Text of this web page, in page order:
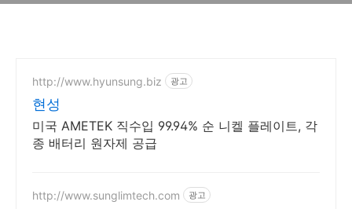
http://www.hyunsung.biz 광고
현성
미국 AMETEK 직수입 99.94% 순 니켈 플레이트, 각
종 배터리 원자제 공급
http://www.sunglimtech.com 광고